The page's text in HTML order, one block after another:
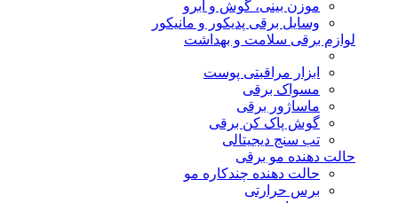
موزن بینی، گوش و ابرو
وسایل برقی پدیکور و مانیکور
لوازم برقی سلامت و بهداشت
ابزار مراقبتی پوست
مسواک برقی
ماساژور برقی
گوش پاک کن برقی
تب سنج دیجیتالی
حالت دهنده مو برقی
حالت دهنده چندکاره مو
برس حرارتی